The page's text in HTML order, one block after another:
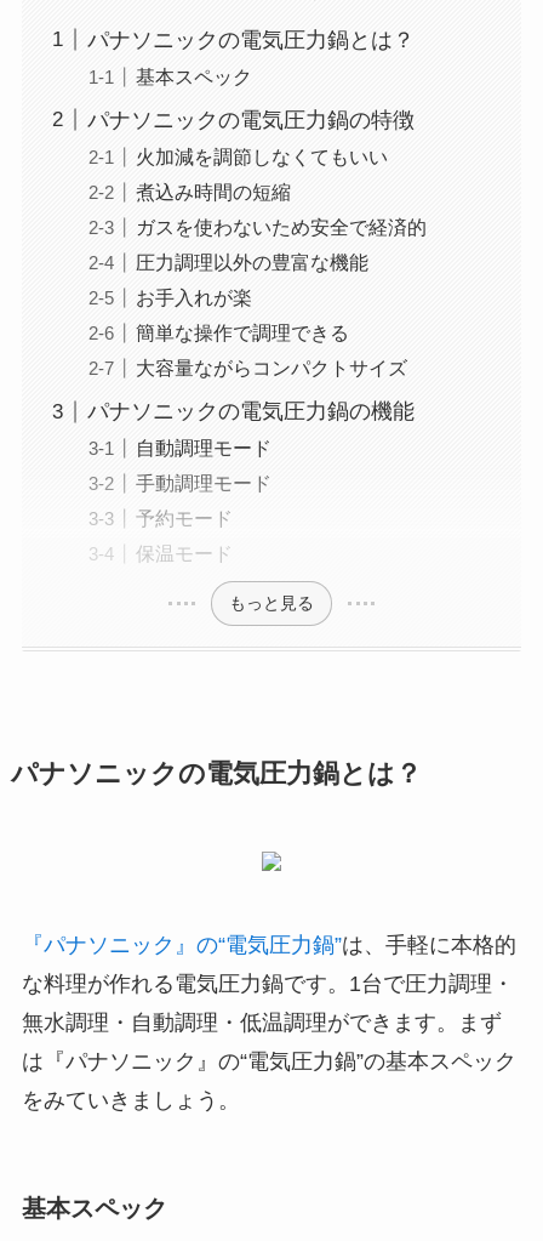
パナソニックの電気圧力鍋とは？
基本スペック
パナソニックの電気圧力鍋の特徴
火加減を調節しなくてもいい
煮込み時間の短縮
ガスを使わないため安全で経済的
圧力調理以外の豊富な機能
お手入れが楽
簡単な操作で調理できる
大容量ながらコンパクトサイズ
パナソニックの電気圧力鍋の機能
自動調理モード
手動調理モード
予約モード
保温モード
もっと見る
パナソニックの電気圧力鍋とは？
『パナソニック』の“電気圧力鍋”は、手軽に本格的
な料理が作れる電気圧力鍋です。1台で圧力調理・
無水調理・自動調理・低温調理ができます。まず
は『パナソニック』の“電気圧力鍋”の基本スペック
をみていきましょう。
基本スペック